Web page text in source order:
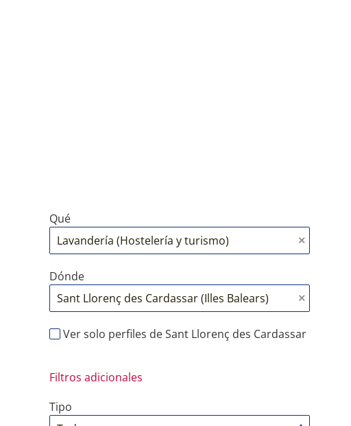
Qué
Dónde
Ver solo perfiles de Sant Llorenç des Cardassar
Filtros adicionales
Tipo